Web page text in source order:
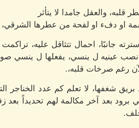
قلبه، والعقل جامدا لا يتأثر
او دفء او لفحة من عطرها الشرقي،
جانبًا، احمال تتثاقل عليه،
عينيه ل ينسي، يفعلها ل ينسي
رغم صرخات قلبه،.
بريق شغفها، لا تعلم كم عدد
برود بعد آخر مكالمة لهم تحديداً